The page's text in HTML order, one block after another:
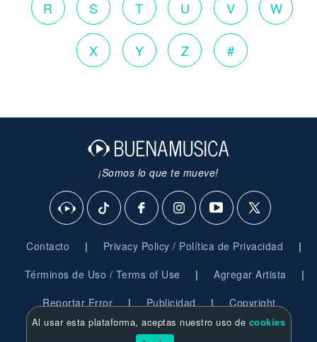
R S T U V W
X Y Z #
¡Somos lo que te mueve!
Contacto | Privacy Policy / Política de Privacidad |
Términos de Uso / Terms of Use | Agregar Artista |
Reportar Error | Publicidad | Copyright
© 2026 BuenaMusica.com - Derechos Reservados
Al usar esta plataforma, aceptas nuestro uso de cookies